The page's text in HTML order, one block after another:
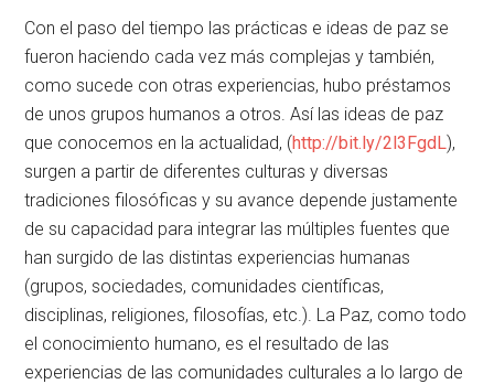
Con el paso del tiempo las prácticas e ideas de paz se
fueron haciendo cada vez más complejas y también,
como sucede con otras experiencias, hubo préstamos
de unos grupos humanos a otros. Así las ideas de paz
que conocemos en la actualidad, (http://bit.ly/2l3FgdL),
surgen a partir de diferentes culturas y diversas
tradiciones filosóficas y su avance depende justamente
de su capacidad para integrar las múltiples fuentes que
han surgido de las distintas experiencias humanas
(grupos, sociedades, comunidades científicas,
disciplinas, religiones, filosofías, etc.). La Paz, como todo
el conocimiento humano, es el resultado de las
experiencias de las comunidades culturales a lo largo de